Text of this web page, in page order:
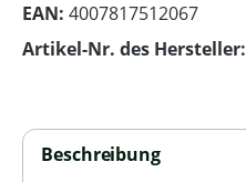
EAN: 4007817512067
Artikel-Nr. des Hersteller:
Beschreibung